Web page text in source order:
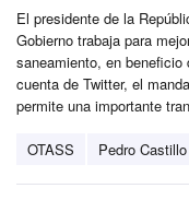
El presidente de la
Gobierno trabaja para
saneamiento, en
cuenta de Twitter, el
permite una importante
OTASS Pedro Castillo